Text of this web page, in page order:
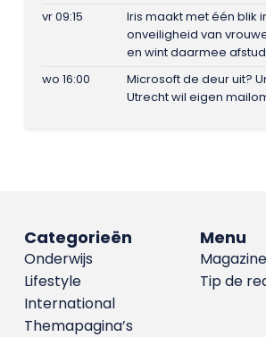
vr 09:15
Iris maakt met één blik
onveiligheid van
en wint daarmee
wo 16:00
Microsoft de deur uit?
Utrecht wil eigen
Menu
Tip de
Categorieën
Onderwijs
Lifestyle
International
Themapagina’s